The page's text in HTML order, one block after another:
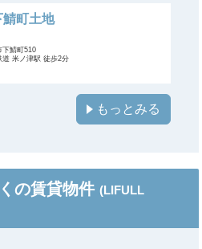
鯖町土地
下鯖町510
道 米ノ津駅 徒歩2分
もっとみる
の賃貸物件 (LIFULL